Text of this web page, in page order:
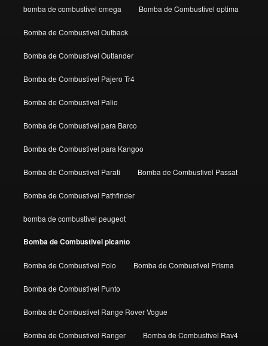
bomba de combustivel omega Bomba de Combustivel optima
Bomba de Combustivel Outback
Bomba de Combustivel Outlander
Bomba de Combustivel Pajero Tr4
Bomba de Combustivel Palio
Bomba de Combustivel para Barco
Bomba de Combustivel para Kangoo
Bomba de Combustivel Parati Bomba de Combustivel Passat
Bomba de Combustivel Pathfinder
bomba de combustivel peugeot
Bomba de Combustivel picanto
Bomba de Combustivel Polo Bomba de Combustivel Prisma
Bomba de Combustivel Punto
Bomba de Combustivel Range Rover Vogue
Bomba de Combustivel Ranger Bomba de Combustivel Rav4